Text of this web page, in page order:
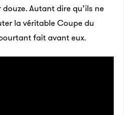
Autant dire qu’ils ne
la véritable Coupe du
fait avant eux.